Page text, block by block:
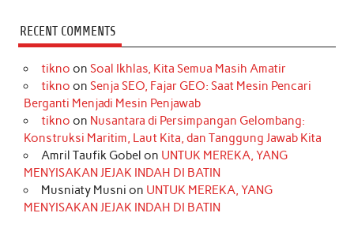
c
e
b
o
k
s
t
a
r
a
m
k
T
o
k
t
e
r
e
s
t
k
e
d
I
n
t
t
r
T
u
e
RECENT COMMENTS
tikno on Soal Ikhlas, Kita Semua Masih Amatir
tikno on Senja SEO, Fajar GEO: Saat Mesin Pencari
Berganti Menjadi Mesin Penjawab
tikno on Nusantara di Persimpangan Gelombang:
Konstruksi Maritim, Laut Kita, dan Tanggung Jawab Kita
Amril Taufik Gobel on UNTUK MEREKA, YANG
MENYISAKAN JEJAK INDAH DI BATIN
Musniaty Musni on UNTUK MEREKA, YANG
MENYISAKAN JEJAK INDAH DI BATIN